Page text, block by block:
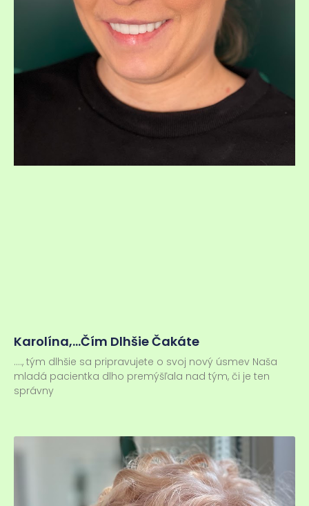
Karolína,…čím Dlhšie Čakáte
…., tým dlhšie sa pripravujete o svoj nový úsmev Naša
mladá pacientka dlho premýšľala nad tým, či je ten
správny